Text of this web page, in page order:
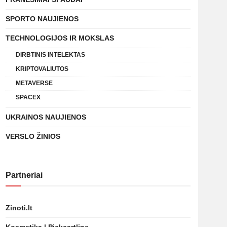
SPORTO NAUJIENOS
TECHNOLOGIJOS IR MOKSLAS
DIRBTINIS INTELEKTAS
KRIPTOVALIUTOS
METAVERSE
SPACEX
UKRAINOS NAUJIENOS
VERSLO ŽINIOS
Partneriai
Zinoti.lt